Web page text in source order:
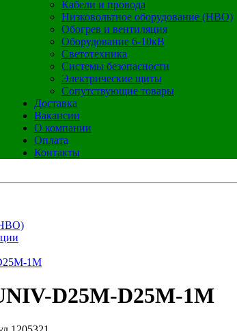
Кабели и провода
Низковольтное оборудование (НВО)
Обогрев и вентиляция
Оборудование 6-10кВ
Светотехника
Системы безопасности
Электрические щиты
Сопутствующие товары
Доставка
Вакансии
О компании
Оплата
Контакты
1M
D25M-D25M-1M